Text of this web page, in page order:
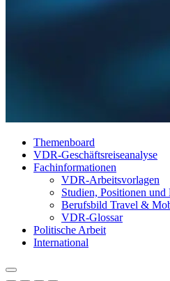
Themenboard
VDR-Geschäftsreiseanalyse
Fachinformationen
VDR-Arbeitsvorlagen
Studien, Positionen und
Berufsbild Travel &
VDR-Glossar
Politische Arbeit
International